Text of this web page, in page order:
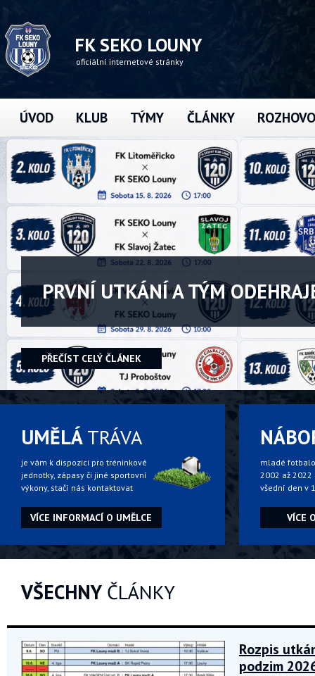
FK SEKO LOUNY
oficiální internetové stránky
ÚVOD KLUB TÝMY ČLÁNKY
PRVNÍ UTKÁNÍ A TÝM ODEHRAJE
PŘEČÍST CELÝ ČLÁNEK
UMĚLÁTRÁVA
je vám k dispozici pro tréninkové
jednotky, zápasy či jiné sportovní
výkony, stačí nás kontaktovat
VÍCE INFORMACÍ O UMĚLCE
mladé
2002 až
všední den v
VÍCE
VŠECHNY ČLÁNKY
Rozpis
podzim